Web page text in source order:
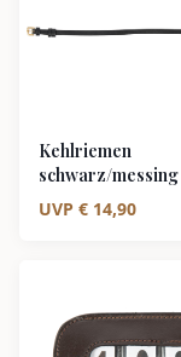
Kehlriemen
schwarz/messing
UVP € 14,90